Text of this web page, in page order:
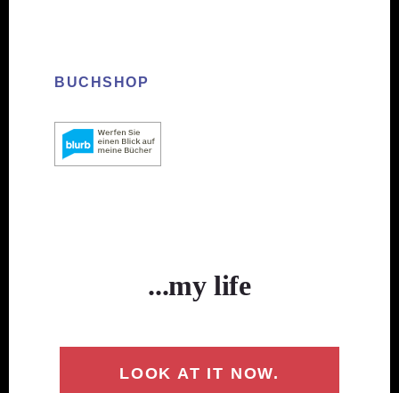
BUCHSHOP
...my life
LOOK AT IT NOW.